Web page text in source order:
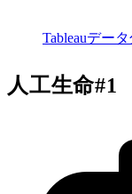
Tableauデー
人工生命#1